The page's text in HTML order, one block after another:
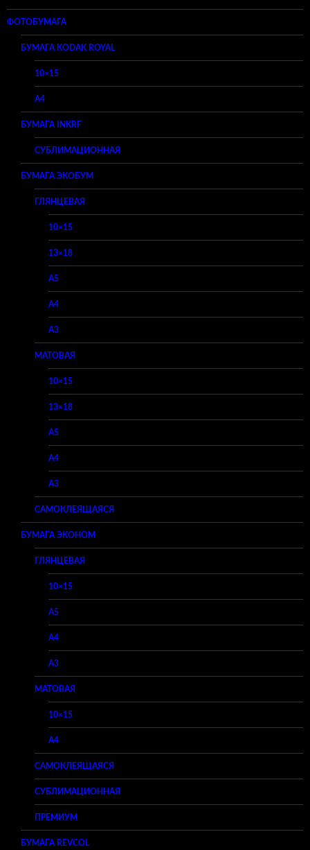
ФОТОБУМАГА
БУМАГА KODAK ROYAL
10×15
A4
БУМАГА INKRF
СУБЛИМАЦИОННАЯ
БУМАГА ЭКОБУМ
ГЛЯНЦЕВАЯ
10×15
13×18
A5
A4
A3
МАТОВАЯ
10×15
13×18
A5
A4
A3
САМОКЛЕЯЩАЯСЯ
БУМАГА ЭКОНОМ
ГЛЯНЦЕВАЯ
10×15
A5
A4
A3
МАТОВАЯ
10×15
A4
САМОКЛЕЯЩАЯСЯ
СУБЛИМАЦИОННАЯ
ПРЕМИУМ
БУМАГА REVCOL